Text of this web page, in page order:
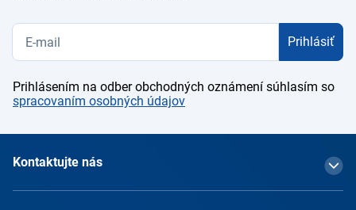
Prihlásiť
Prihlásením na odber obchodných oznámení súhlasím so
spracovaním osobných údajov
Kontaktujte nás